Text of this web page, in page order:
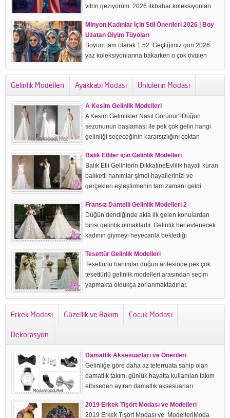
vitrin geziyorum. 2026 ilkbahar koleksiyonları
yüksek bel bir palazzo pantolon ilişti. Boyum
1.78. Kabine...
Minyon Kadınlar İçin Stil Önerileri 2026 | Boy
Uzatan Giyim Tüyoları
Boyum tam olarak 1.52. Geçtiğimiz gün 2026
yaz koleksiyonlarına bakarken o çok övülen
Paçalarım kabinde adeta yerleri süpürdü. Terzi
masrafını hesaplayınca pantolonu sessizce
askısına geri...
Gelinlik Modelleri Ayakkabı Modası Ünlülerin Modası
A Kesim Gelinlik Modelleri
A Kesim Gelinlikler Nasıl Görünür?Düğün
sezonunun başlaması ile pek çok gelin hangi
gelinliği seçeceğinin kararsızlığını çoktan
ilgi gören A kesim gelinlik modelleri hemen her
gelinin...
Balık Etliler için Gelinlik Modelleri
Balık Etli Gelinlerin DikkatineEvlilik hayali kuran
balıketli hanımlar şimdi hayallerinizi ve
gerçekleri eşleştirmenin tam zamanı geldi.
gereken en önemli konu kesinlikle doğru modeli
tercih...
Fransız Dantelli Gelinlik Modelleri 2
Düğün dendiğinde akla ilk gelen konulardan
birisi gelinlik olmaktadır. Gelinlik her evlenecek
kadının giymeyi heyecanla beklediği
ne olursa olsun hemen hemen her kadının bir...
Tesettür Gelinlik Modelleri
Tesettürlü hanımlar düğün arifesinde pek çok
tesettürlü gelinlik modelleri arasından seçim
yapmakta oldukça zorlanmaktadırlar.
edilmeye başlanması ile bu alanda modacılar
çok daha fazla özgün...
Erkek Modası Güzellik ve Bakım Çocuk Modası
Dekorasyon
Damatlık Aksesuarları ve Önerileri
Gelinliğe göre daha az teferruata sahip olan
damatlık takımı günlük hayatta kullanılan takım
elbiseden ayıran damatlık aksesuarları
Papyon -Kravat-Fular Mendil Yelek Kol
2019 Erkek Tişört Modası ve Modelleri
2019 Erkek Tişört Modası ve ModelleriModa